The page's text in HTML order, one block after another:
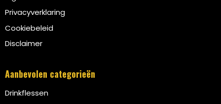
Privacyverklaring
Cookiebeleid
Disclaimer
Aanbevolen categorieën
Drinkflessen